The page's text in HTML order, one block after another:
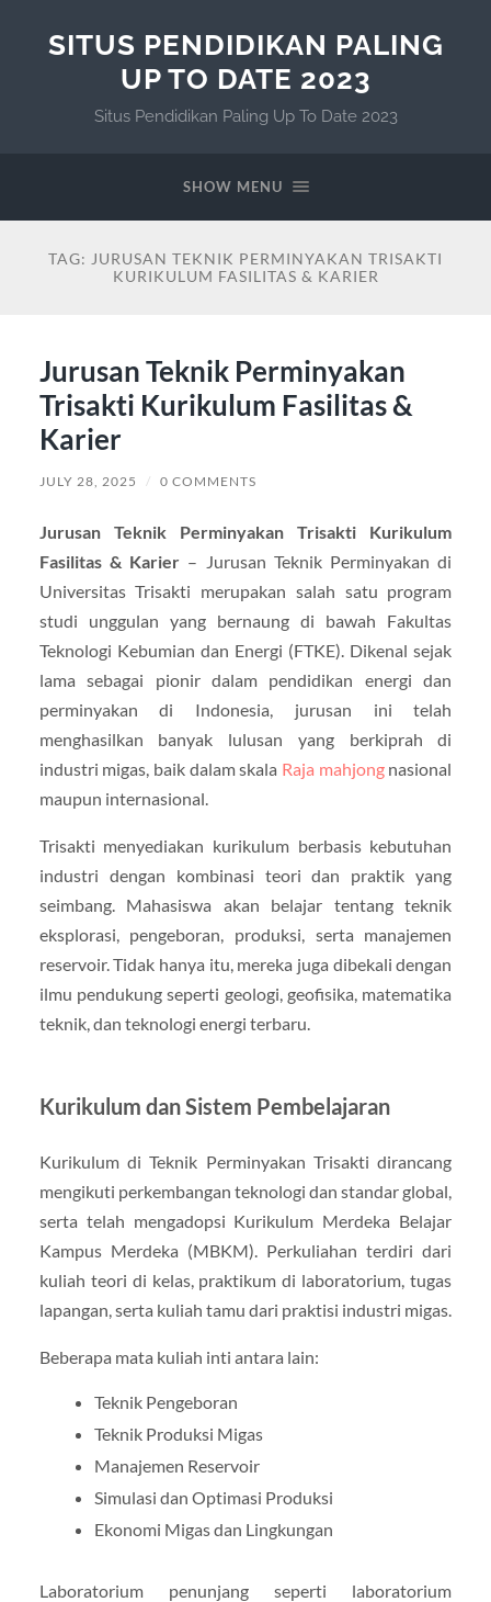
SITUS PENDIDIKAN PALING
UP TO DATE 2023
Situs Pendidikan Paling Up To Date 2023
SHOW MENU
TAG: JURUSAN TEKNIK PERMINYAKAN TRISAKTI
KURIKULUM FASILITAS & KARIER
Jurusan Teknik Perminyakan
Trisakti Kurikulum Fasilitas &
Karier
JULY 28, 2025 / 0 COMMENTS
Jurusan Teknik Perminyakan Trisakti Kurikulum
Fasilitas & Karier – Jurusan Teknik Perminyakan di
Universitas Trisakti merupakan salah satu program
studi unggulan yang bernaung di bawah Fakultas
Teknologi Kebumian dan Energi (FTKE). Dikenal sejak
lama sebagai pionir dalam pendidikan energi dan
perminyakan di Indonesia, jurusan ini telah
menghasilkan banyak lulusan yang berkiprah di
industri migas, baik dalam skala Raja mahjongnasional
maupun internasional.
Trisakti menyediakan kurikulum berbasis kebutuhan
industri dengan kombinasi teori dan praktik yang
seimbang. Mahasiswa akan belajar tentang teknik
eksplorasi, pengeboran, produksi, serta manajemen
reservoir. Tidak hanya itu, mereka juga dibekali dengan
ilmu pendukung seperti geologi, geofisika, matematika
teknik, dan teknologi energi terbaru.
Kurikulum dan Sistem Pembelajaran
Kurikulum di Teknik Perminyakan Trisakti dirancang
mengikuti perkembangan teknologi dan standar global,
serta telah mengadopsi Kurikulum Merdeka Belajar
Kampus Merdeka (MBKM). Perkuliahan terdiri dari
kuliah teori di kelas, praktikum di laboratorium, tugas
lapangan, serta kuliah tamu dari praktisi industri migas.
Beberapa mata kuliah inti antara lain:
Teknik Pengeboran
Teknik Produksi Migas
Manajemen Reservoir
Simulasi dan Optimasi Produksi
Ekonomi Migas dan Lingkungan
Laboratorium penunjang seperti laboratorium